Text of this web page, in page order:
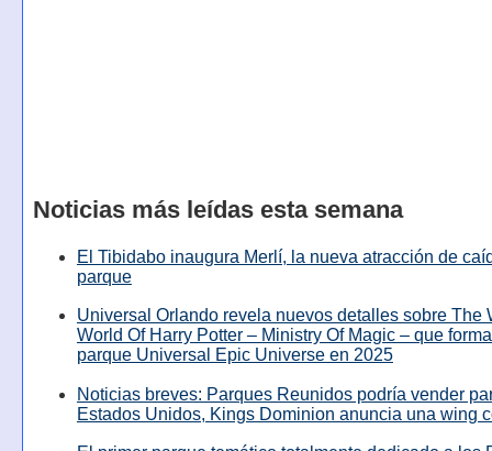
Noticias más leídas esta semana
El Tibidabo inaugura Merlí, la nueva atracción de
parque
Universal Orlando revela nuevos detalles sobre The
World Of Harry Potter – Ministry Of Magic – que
parque Universal Epic Universe en 2025
Noticias breves: Parques Reunidos podría vender
Estados Unidos, Kings Dominion anuncia una wing